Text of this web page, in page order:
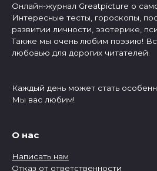
Онлайн-журнал Greatpicture о
Интересные тесты, гороскопы,
развитии личности, эзотерике,
Также мы очень любим поэзию!
любовью для дорогих читателей.
Каждый день может стать
Мы вас любим!
О нас
Написать нам
Отказ от ответственности